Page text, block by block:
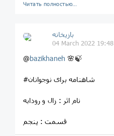
Читать полностью…
بازیخانه
04 March 2022 19:48
@bazikhaneh 🌸🍃
#شاهنامه برای نوجوانان
نام اثر : زال و رودابه
قسمت : پنجم